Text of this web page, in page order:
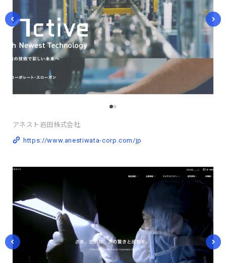
アネスト岩田株式会社
https://www.anestiwata-corp.com/jp